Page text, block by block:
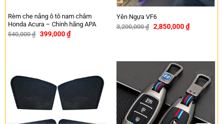
Rèm che nắng ô tô nam châm
Honda Acura – Chính hãng APA
540,000₫ 399,000₫
Yên Ngựa VF6
3,200,000₫ 2,850,000₫